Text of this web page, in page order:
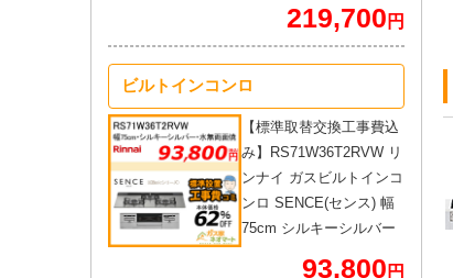
219,700 円
ビルトインコンロ
【標準取替交換工事費込
み】RS71W36T2RVW リ
ンナイ ガスビルトインコ
ンロ SENCE(センス) 幅
75cm シルキーシルバー
93,800 円